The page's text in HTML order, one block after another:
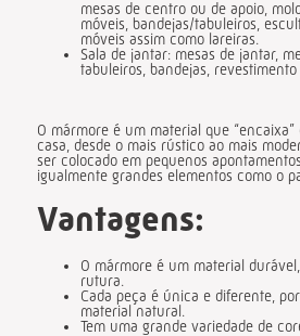
mesas de centro ou de apoio,
móveis, bandejas/tabuleiros,
móveis assim como lareiras.
Sala de jantar: mesas de jantar,
tabuleiros, bandejas,
O mármore é um material que
casa, desde o mais rústico ao mais
ser colocado em pequenos
igualmente grandes elementos como o
Vantagens:
O mármore é um material
rutura.
Cada peça é única e diferente,
material natural.
Tem uma grande variedade de